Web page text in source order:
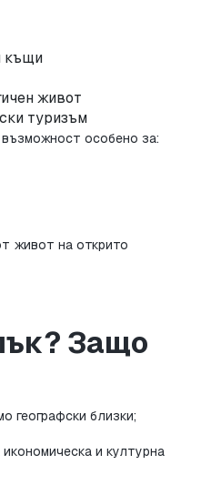
къщи
живот
туризъм
особено за:
живот на открито
Защо
географски близки;